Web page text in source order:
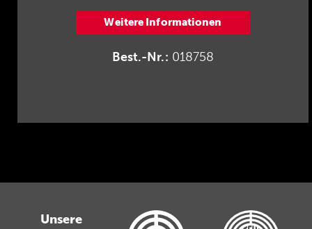
Weitere Informationen
Best.-Nr.: 018758
Unsere